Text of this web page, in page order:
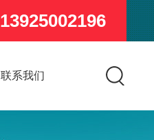
13925002196
联系我们